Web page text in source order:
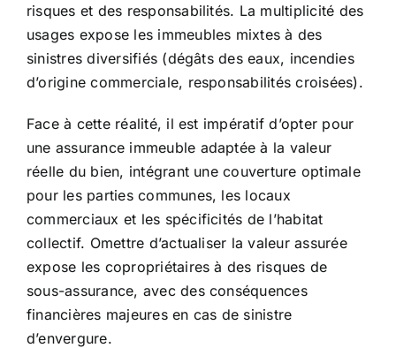
risques et des responsabilités. La multiplicité des
usages expose les immeubles mixtes à des
sinistres diversifiés (dégâts des eaux, incendies
d’origine commerciale, responsabilités croisées).
Face à cette réalité, il est impératif d’opter pour
une assurance immeuble adaptée à la valeur
réelle du bien, intégrant une couverture optimale
pour les parties communes, les locaux
commerciaux et les spécificités de l’habitat
collectif. Omettre d’actualiser la valeur assurée
expose les copropriétaires à des risques de
sous-assurance, avec des conséquences
financières majeures en cas de sinistre
d’envergure.